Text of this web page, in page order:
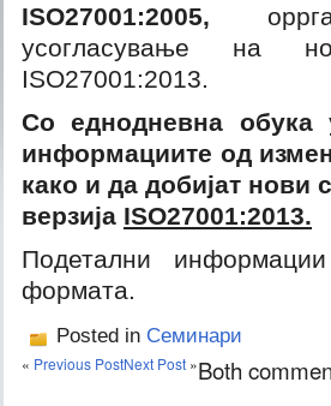
ISO27001:2005,
усогласување на
ISO27001:2013.
Со еднодневна обука
информациите од
како и да добијат нови
верзија ISO27001:2013.
Подетални
формата.
Posted in Семинари
« Previous PostNext Post »Both